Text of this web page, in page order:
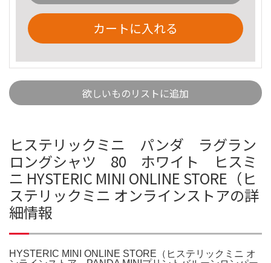
カートに入れる
欲しいものリストに追加
ヒステリックミニ パンダ ラグラン
ロングシャツ 80 ホワイト ヒスミ
ニ HYSTERIC MINI ONLINE STORE（ヒ
ステリックミニ オンラインストアの詳
細情報
HYSTERIC MINI ONLINE STORE（ヒステリックミニ オ